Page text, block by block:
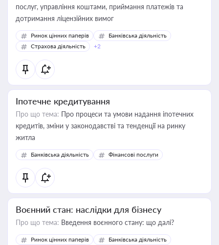
послуг, управління коштами, приймання платежів та
дотримання ліцензійних вимог
Ринок цінних паперів
Банківська діяльність
Страхова діяльність
+2
Іпотечне кредитування
Про що тема: Про процеси та умови надання іпотечних
кредитів, зміни у законодавстві та тенденції на ринку
житла
Банківська діяльність Фінансові послуги
Воєнний стан: наслідки для бізнесу
Про що тема: Введення воєнного стану: що далі?
Ринок цінних паперів
Банківська діяльність